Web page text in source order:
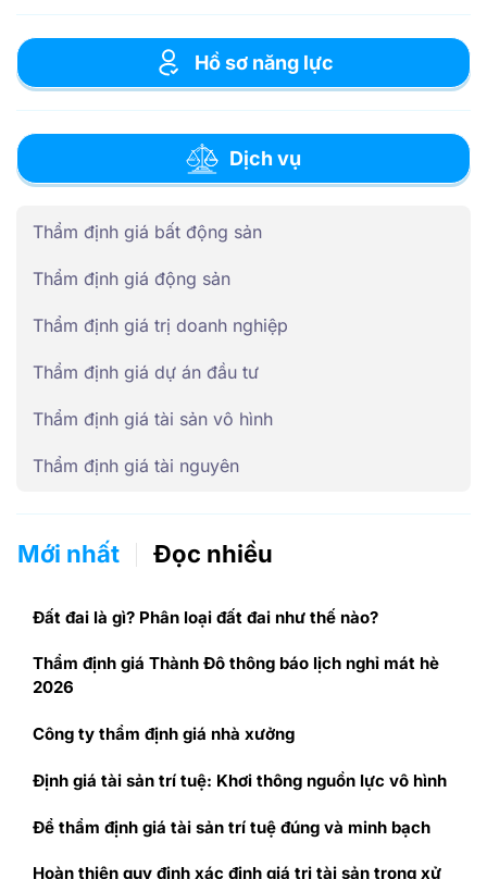
Hồ sơ năng lực
Dịch vụ
Thẩm định giá bất động sản
Thẩm định giá động sản
Thẩm định giá trị doanh nghiệp
Thẩm định giá dự án đầu tư
Thẩm định giá tài sản vô hình
Thẩm định giá tài nguyên
Mới nhất Đọc nhiều
Đất đai là gì? Phân loại đất đai như thế nào?
Thẩm định giá Thành Đô thông báo lịch nghỉ mát hè
2026
Công ty thẩm định giá nhà xưởng
Định giá tài sản trí tuệ: Khơi thông nguồn lực vô hình
Để thẩm định giá tài sản trí tuệ đúng và minh bạch
Hoàn thiện quy định xác định giá trị tài sản trong xử